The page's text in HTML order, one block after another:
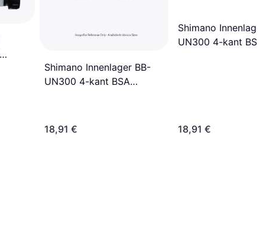
Shimano Innenlager BB-
UN300 4-kant BSA
18,91 €
Shimano Innenlager
UN300 4-kant BSA
18,91 €